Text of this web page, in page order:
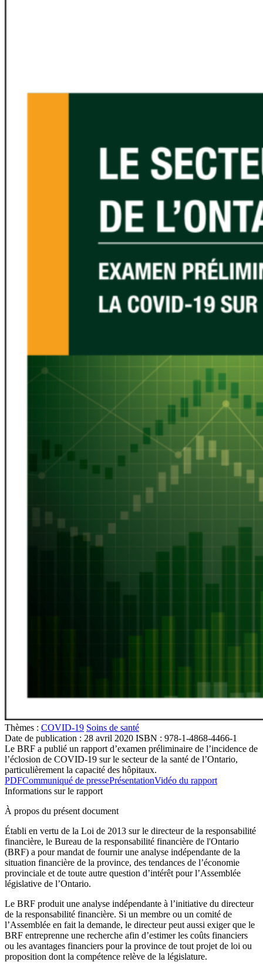
Thèmes : COVID-19 Soins de santé
Date de publication : 28 avril 2020 ISBN : 978-1-4868-4466-1
Le BRF a publié un rapport d’examen préliminaire de l’incidence de
l’éclosion de COVID-19 sur le secteur de la santé de l’Ontario,
particulièrement la capacité des hôpitaux.
PDFCommuniqué de pressePrésentationVidéo du rapport
Informations sur le rapport
À propos du présent document
Établi en vertu de la Loi de 2013 sur le directeur de la responsabilité
financière, le Bureau de la responsabilité financière de l'Ontario
(BRF) a pour mandat de fournir une analyse indépendante de la
situation financière de la province, des tendances de l’économie
provinciale et de toute autre question d’intérêt pour l’Assemblée
législative de l’Ontario.
Le BRF produit une analyse indépendante à l’initiative du directeur
de la responsabilité financière. Si un membre ou un comité de
l’Assemblée en fait la demande, le directeur peut aussi exiger que le
BRF entreprenne une recherche afin d’estimer les coûts financiers
ou les avantages financiers pour la province de tout projet de loi ou
proposition dont la compétence relève de la législature.